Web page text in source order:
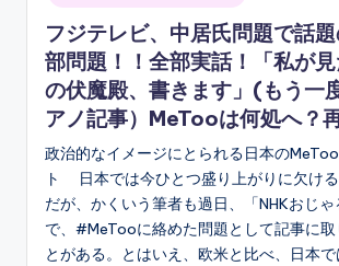
フジテレビ、中居氏問題で話
部問題！！全部実話！「私が
の伏魔殿、書きます」(もう一
アノ記事）MeTooは何処へ？
政治的なイメージにとられる日本の
ト 日本では今ひとつ盛り上がりに欠け
だが、かくいう筆者も過日、「NHKおじゃ
で、#MeTooに絡めた問題として記事に取
とがある。とはいえ、欧米と比べ、日本